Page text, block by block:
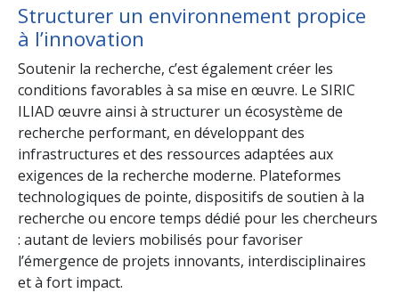
Structurer un environnement propice
à l’innovation
Soutenir la recherche, c’est également créer les
conditions favorables à sa mise en œuvre. Le SIRIC
ILIAD œuvre ainsi à structurer un écosystème de
recherche performant, en développant des
infrastructures et des ressources adaptées aux
exigences de la recherche moderne. Plateformes
technologiques de pointe, dispositifs de soutien à la
recherche ou encore temps dédié pour les chercheurs
: autant de leviers mobilisés pour favoriser
l’émergence de projets innovants, interdisciplinaires
et à fort impact.